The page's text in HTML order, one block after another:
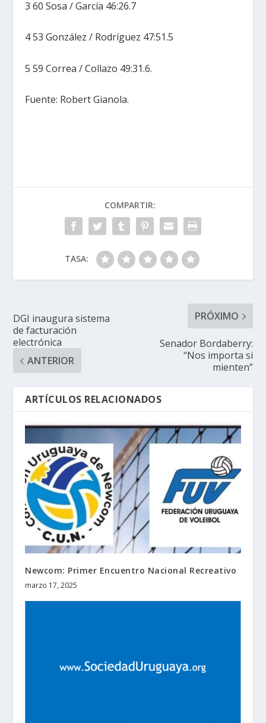
3 60 Sosa / García 46:26.7
4 53 González / Rodríguez 47:51.5
5 59 Correa / Collazo 49:31.6.
Fuente: Robert Gianola.
COMPARTIR:
TASA:
DGI inaugura sistema
de facturación
electrónica
ANTERIOR
PRÓXIMO
Senador Bordaberry:
“Nos importa si
mienten”
ARTÍCULOS RELACIONADOS
Newcom: Primer Encuentro Nacional Recreativo
marzo 17, 2025